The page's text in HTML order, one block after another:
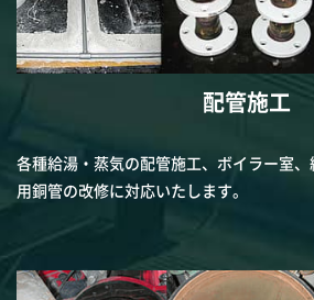
配管施工
各種給湯・蒸気の配管施工、ボイラー室
用銅管の改修に対応いたします。